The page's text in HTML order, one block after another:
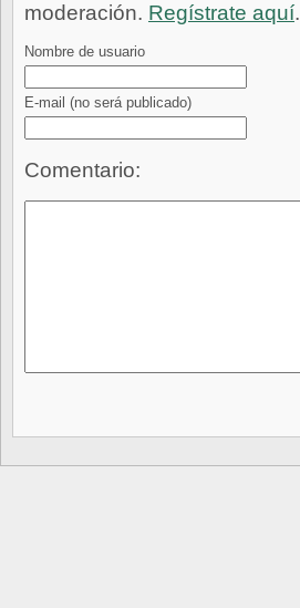
moderación. Regístrate aquí.
Nombre de usuario
E-mail (no será publicado)
Comentario: